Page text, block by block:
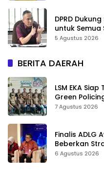
DPRD
untuk Semua
Sekolah
5 Agustus 2026
BERITA DAERAH
LSM EKA
Green
7 Agustus 2026
Finalis ADLG
Beberkan
Tingkatkan
6 Agustus 2026